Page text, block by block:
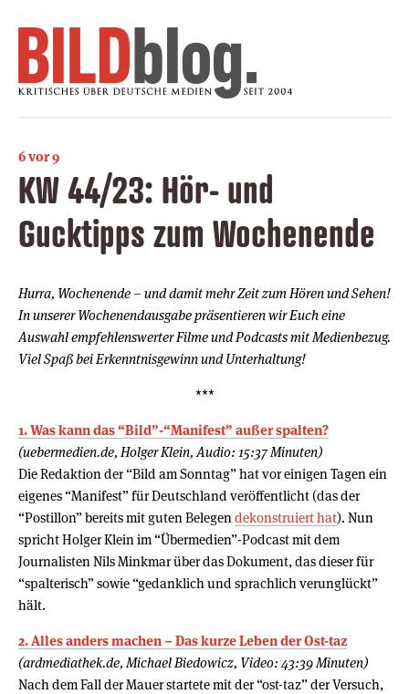
6 vor 9
KW 44/23: Hör- und
Gucktipps zum Wochenende
Hurra, Wochenende – und damit mehr Zeit zum Hören und Sehen!
In unserer Wochenendausgabe präsentieren wir Euch eine
Auswahl empfehlenswerter Filme und Podcasts mit Medienbezug.
Viel Spaß bei Erkenntnisgewinn und Unterhaltung!
***
1. Was kann das “Bild”-“Manifest” außer spalten?
(uebermedien.de, Holger Klein, Audio: 15:37 Minuten)
Die Redaktion der “Bild am Sonntag” hat vor einigen Tagen ein
eigenes “Manifest” für Deutschland veröffentlicht (das der
“Postillon” bereits mit guten Belegen dekonstruiert hat). Nun
spricht Holger Klein im “Übermedien”-Podcast mit dem
Journalisten Nils Minkmar über das Dokument, das dieser für
“spalterisch” sowie “gedanklich und sprachlich verunglückt”
hält.
2. Alles anders machen – Das kurze Leben der Ost-taz
(ardmediathek.de, Michael Biedowicz, Video: 43:39 Minuten)
Nach dem Fall der Mauer startete mit der “ost-taz” der Versuch,